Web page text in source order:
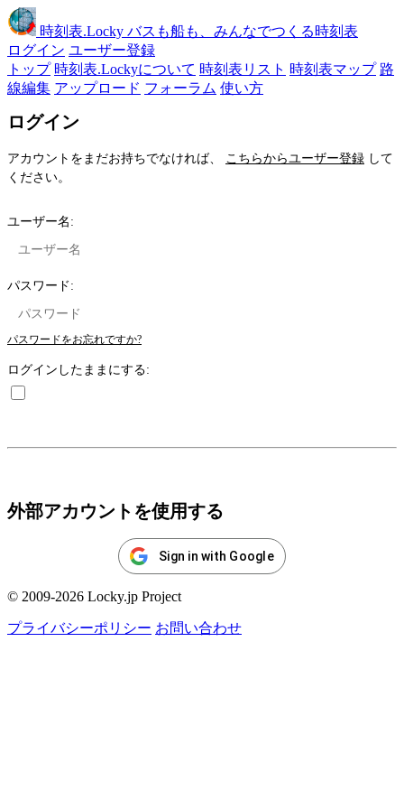
時刻表.Locky バスも船も、みんなでつくる時刻表
ログイン ユーザー登録
トップ 時刻表.Lockyについて 時刻表リスト 時刻表マップ 路
線編集 アップロード フォーラム 使い方
ログイン
アカウントをまだお持ちでなければ、 こちらからユーザー登録 して
ください。
ユーザー名:
パスワード:
パスワードをお忘れですか?
ログインしたままにする:
外部アカウントを使用する
Sign in with Google
© 2009-2026 Locky.jp Project
プライバシーポリシー お問い合わせ